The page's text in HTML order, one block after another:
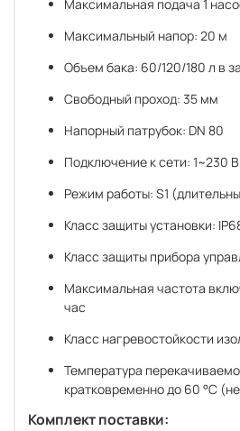
Максимальная подача 1
Максимальный напор: 20 м
Объем бака: 60/120/180 л в
Свободный проход: 35 мм
Напорный патрубок: DN 80
Подключение к сети: 1~230
Режим работы: S1
Класс защиты установки:
Класс защиты прибора
Максимальная частота
час
Класс нагревостойкости
Температура
кратковременно до 60 °С
Комплект поставки: